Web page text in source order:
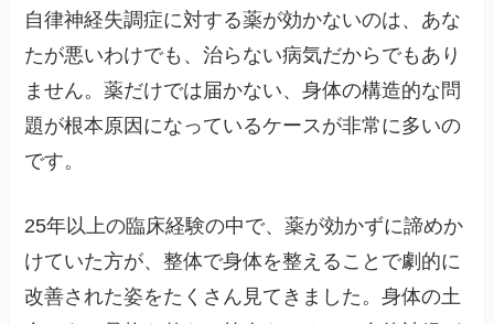
自律神経失調症に対する薬が効かないのは、あな
たが悪いわけでも、治らない病気だからでもあり
ません。薬だけでは届かない、身体の構造的な問
題が根本原因になっているケースが非常に多いの
です。
25年以上の臨床経験の中で、薬が効かずに諦めか
けていた方が、整体で身体を整えることで劇的に
改善された姿をたくさん見てきました。身体の土